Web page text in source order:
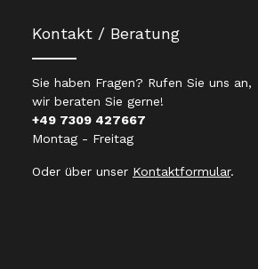
Kontakt / Beratung
Sie haben Fragen? Rufen Sie uns an,
wir beraten Sie gerne!
+49 7309 427667
Montag - Freitag
Oder über unser Kontaktformular.